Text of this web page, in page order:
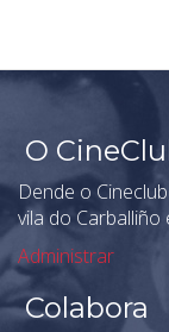
O
Dende o
vila do
Administrar
Colabora